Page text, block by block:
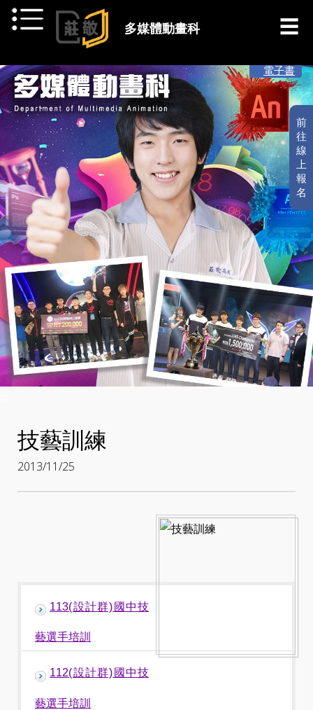
跳到主要內容
多媒體動畫科
前
往
線
上
報
名
電子書
技藝訓練
2013/11/25
113(設計群)國中技
藝選手培訓
112(設計群)國中技
藝選手培訓